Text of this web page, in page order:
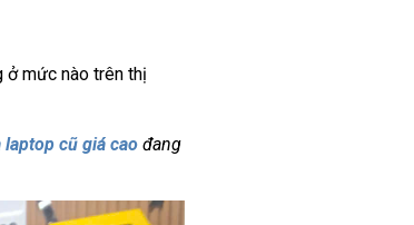
ở mức nào trên thị
laptop cũ giá cao đang